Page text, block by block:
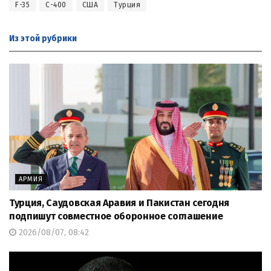
F-35 С-400 США Турция
Из этой рубрики
АРМИЯ
Турция, Саудовская Аравия и Пакистан сегодня
подпишут совместное оборонное соглашение
2026/08/07, 08:42